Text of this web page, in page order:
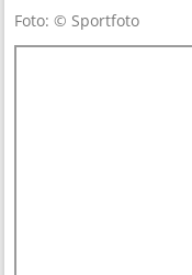
Foto: © Sportfoto